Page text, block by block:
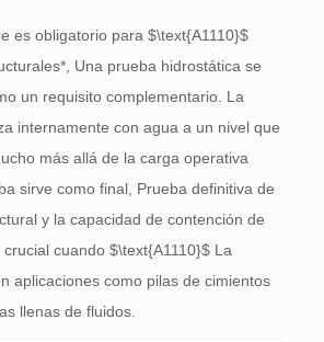
es obligatorio para $\text{A1110}$
Una prueba hidrostática se
un requisito complementario. La
internamente con agua a un nivel que
más allá de la carga operativa
sirve como final, Prueba definitiva de
y la capacidad de contención de
cuando $\text{A1110}$La
aplicaciones como pilas de cimientos
llenas de fluidos.